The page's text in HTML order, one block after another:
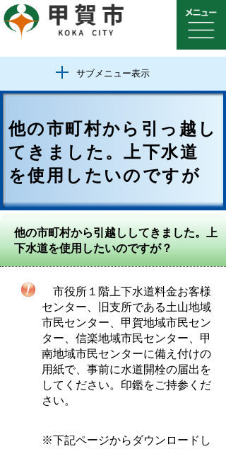
サブメニュー表示
他の市町村から引っ越し
てきました。上下水道
を使用したいのですが
他の市町村から引越ししてきました。上
下水道を使用したいのですが？
市役所１階上下水道料金お客様
センター、旧支所である土山地域
市民センター、甲賀地域市民セン
ター、信楽地域市民センター、甲
南地域市民センターに備え付けの
用紙で、事前に水道開栓の届出を
してください。印鑑をご持参くだ
さい。
※下記ページからダウンロードし